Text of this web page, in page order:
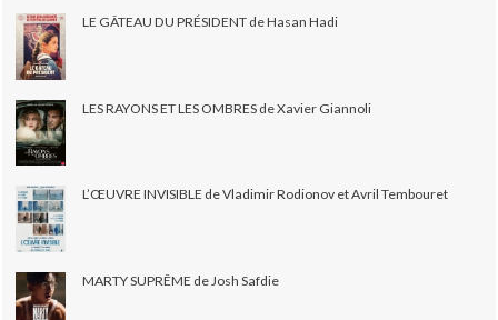
LE GÂTEAU DU PRÉSIDENT de Hasan Hadi
LES RAYONS ET LES OMBRES de Xavier Giannoli
L’ŒUVRE INVISIBLE de Vladimir Rodionov et Avril Tembouret
MARTY SUPRÊME de Josh Safdie